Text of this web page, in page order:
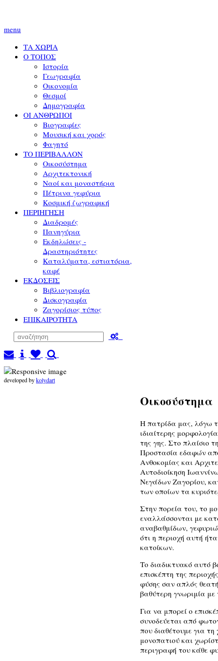
menu
ΤΑ ΧΩΡΙΑ
Ο ΤΟΠΟΣ
Ιστορία
Γεωγραφία
Οικονομία
Θεσμοί
Δημογραφία
ΟΙ ΑΝΘΡΩΠΟΙ
Βιογραφίες
Μουσική και χορός
Φαγητό
ΤΟ ΠΕΡΙΒΑΛΛΟΝ
Οικοσύστημα
Αρχιτεκτονική
Ναοί και μοναστήρια
Πέτρινα γεφύρια
Κοσμική ζωγραφική
ΠΕΡΙΗΓΗΣΗ
Διαδρομές
Πανηγύρια
Εκδηλώσεις -
Δραστηριότητες
Καταλύματα, εστιατόρια,
καφέ
ΕΚΔΟΣΕΙΣ
Βιβλιογραφία
Δισκογραφία
Ζαγορίσιος τύπος
ΕΠΙΚΑΙΡΟΤΗΤΑ
developed bykolydart
Οικοσύστημα
Η πατρίδα μας, λόγω
ιδιαίτερης
της γης. Στο πλαίσιο
Προστασία εδαφών
Ανθοκομίας και
Αυτοδιοίκηση
Νεγάδων Ζαγορίου,
των οποίων τα
Στην πορεία του, το
εναλλάσσονται με
αναβαθμίδων,
ότι η περιοχή αυτή
κατοίκων.
Το διαδικτυακό αυτό
επισκέπτη της
φύσης σαν απλός
βαθύτερη γνωριμία με
Για να μπορεί ο
συνοδεύεται από
που διαθέτουμε για
μονοπατιού και
περιγραφή του κάθε